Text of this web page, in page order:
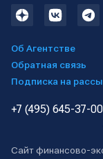
Об Агентстве
Обратная связь
Подписка на
+7 (495) 645-37-00
Сайт финансово-